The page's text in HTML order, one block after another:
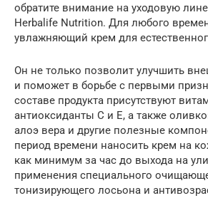
обратите внимание на уходовую
Herbalife Nutrition. Для любого
увлажняющий крем для
Он не только позволит улучшить
и поможет в борьбе с первыми
составе продукта присутствуют
антиоксиданты C и E, а также
алоэ вера и другие полезные
период времени наносить крем на
как минимум за час до выхода на
применения специального
тонизирующего лосьона и